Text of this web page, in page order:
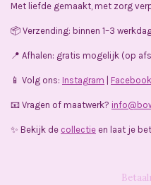
b
o
k
a
r
a
Met liefde gemaakt, met zorg
📦 Verzending: binnen 1–3
📍 Afhalen: gratis mogelijk (op
📱 Volg ons: Instagram Facebook
📧 Vragen of maatwerk?
✨ Bekijk de collectie en laat je